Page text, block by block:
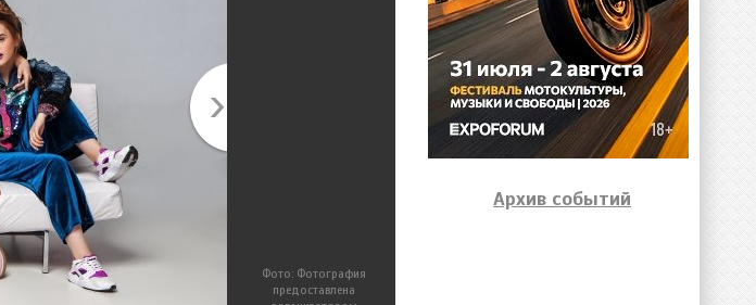
Фото: Фотография
предоставлена
Архив событий